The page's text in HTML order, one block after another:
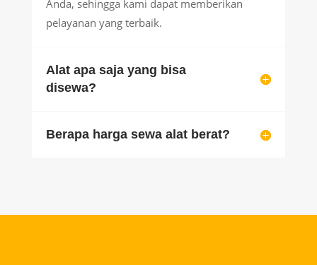
Anda, sehingga kami dapat memberikan
pelayanan yang terbaik.
Alat apa saja yang bisa
disewa?
Berapa harga sewa alat berat?